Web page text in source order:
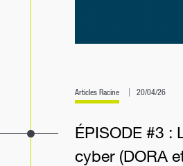
Articles Racine 20/04/26
ÉPISODE #3 :
cyber (DORA